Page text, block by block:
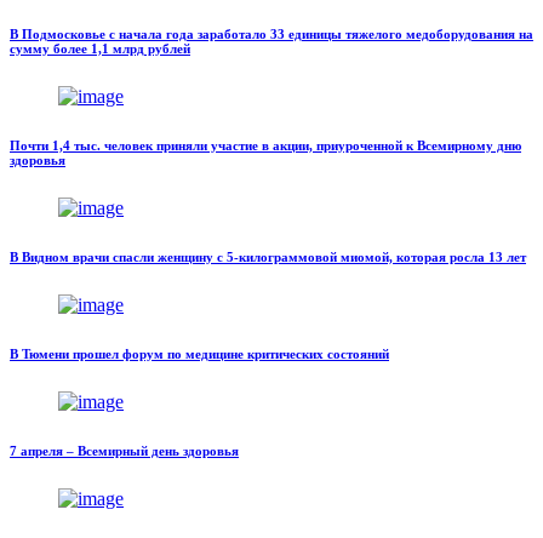
В Подмосковье с начала года заработало 33 единицы тяжелого медоборудования на
сумму более 1,1 млрд рублей
Почти 1,4 тыс. человек приняли участие в акции, приуроченной к Всемирному дню
здоровья
В Видном врачи спасли женщину с 5-килограммовой миомой, которая росла 13 лет
В Тюмени прошел форум по медицине критических состояний
7 апреля – Всемирный день здоровья